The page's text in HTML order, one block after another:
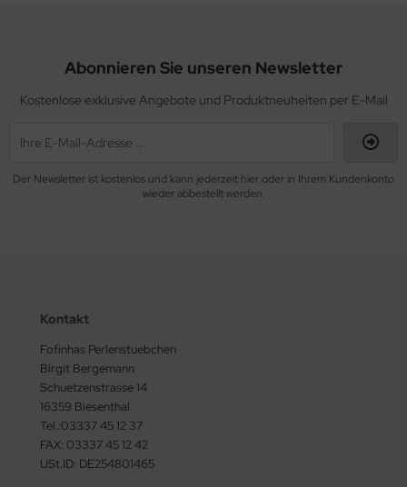
Abonnieren Sie unseren Newsletter
Kostenlose exklusive Angebote und Produktneuheiten per E-Mail
Der Newsletter ist kostenlos und kann jederzeit hier oder in Ihrem Kundenkonto
wieder abbestellt werden.
Kontakt
Fofinhas Perlenstuebchen
Birgit Bergemann
Schuetzenstrasse 14
16359 Biesenthal
Tel.:03337 45 12 37
FAX: 03337 45 12 42
USt.ID: DE254801465